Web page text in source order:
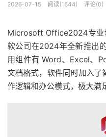
2026-07-15 阅读(1644) 评论(0)
Microsoft Office2024专业
软公司在2024年全新推出
用组件有 Word、Excel、
文档格式，软件同时加入
作逻辑和办公模式，极大满